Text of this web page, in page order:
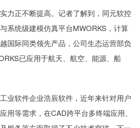
正不断提高。记者了解到，同元软控
系统级建模仿真平台MWORKS，计算
国际同类领先产品，公司生态运营部负
已应用于航天、航空、能源、船
软件企业浩辰软件，近年来针对用户
用等需求，在CAD跨平台多终端应用、